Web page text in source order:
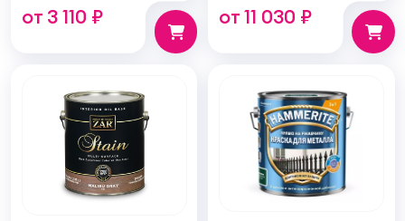
наружных работ
от 3 110 ₽
суперукрывистая
от 11 030 ₽